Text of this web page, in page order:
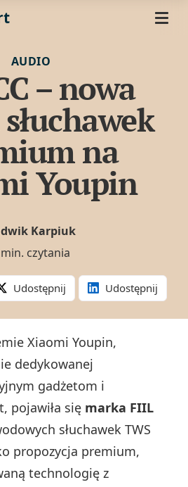
AUDIO
– nowa
na
Youpin
Karpiuk
czytania
Udostępnij Udostępnij
Xiaomi Youpin,
dedykowanej
gadżetom i
pojawiła się marka FIIL
słuchawek TWS
propozycja premium,
technologię z